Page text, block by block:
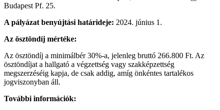
Budapest Pf. 25.
A pályázat benyújtási határideje: 2024. június 1.
Az ösztöndíj mértéke:
Az ösztöndíj a minimálbér 30%-a, jelenleg bruttó 266.800 Ft. Az
ösztöndíjat a hallgató a végzettség vagy szakképzettség
megszerzéséig kapja, de csak addig, amíg önkéntes tartalékos
jogviszonyban áll.
További információk: